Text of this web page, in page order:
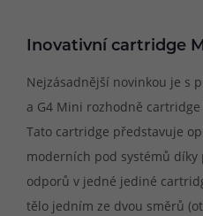
Inovativní cartridge
Nejzásadnější novinkou je s
a G4 Mini rozhodně
Tato cartridge představuje
moderních pod systémů
odporů v jedné jediné
tělo jedním ze dvou směrů